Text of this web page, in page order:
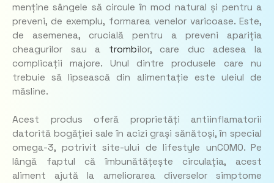
menține sângele să circule în mod natural și pentru a
preveni, de exemplu, formarea venelor varicoase. Este,
de asemenea, crucială pentru a preveni apariția
cheagurilor sau a trombilor, care duc adesea la
complicații majore. Unul dintre produsele care nu
trebuie să lipsească din alimentație este uleiul de
măsline.
Acest produs oferă proprietăți antiinflamatorii
datorită bogăției sale în acizi grași sănătoși, în special
omega-3, potrivit site-ului de lifestyle unCOMO. Pe
lângă faptul că îmbunătățește circulația, acest
aliment ajută la ameliorarea diverselor simptome